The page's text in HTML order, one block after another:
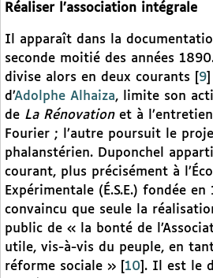
Réaliser l’association intégrale
Il apparaît dans la
seconde moitié des années
divise alors en deux courants
9
d’Adolphe Alhaiza, limite son
de La Rénovationet à
Fourier ; l’autre poursuit le
phalanstérien. Duponchel
courant, plus précisément à
Expérimentale (É.S.E.) fondée
convaincu que seule la
public de « la bonté de
utile, vis-à-vis du peuple, en
réforme sociale »
10 . Il est le